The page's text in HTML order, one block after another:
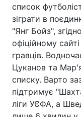
список
зіграти в
"Янг Бойз",
офіційному
гравців.
Цуканов та
списку. Варто
підтримує
ліги УЄФА, а